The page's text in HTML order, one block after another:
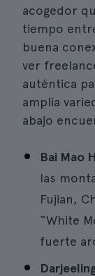
acogedor
tiempo
buena
ver
auténtica
amplia
abajo
Bai Mao
las
Fujian,
“White
fuerte